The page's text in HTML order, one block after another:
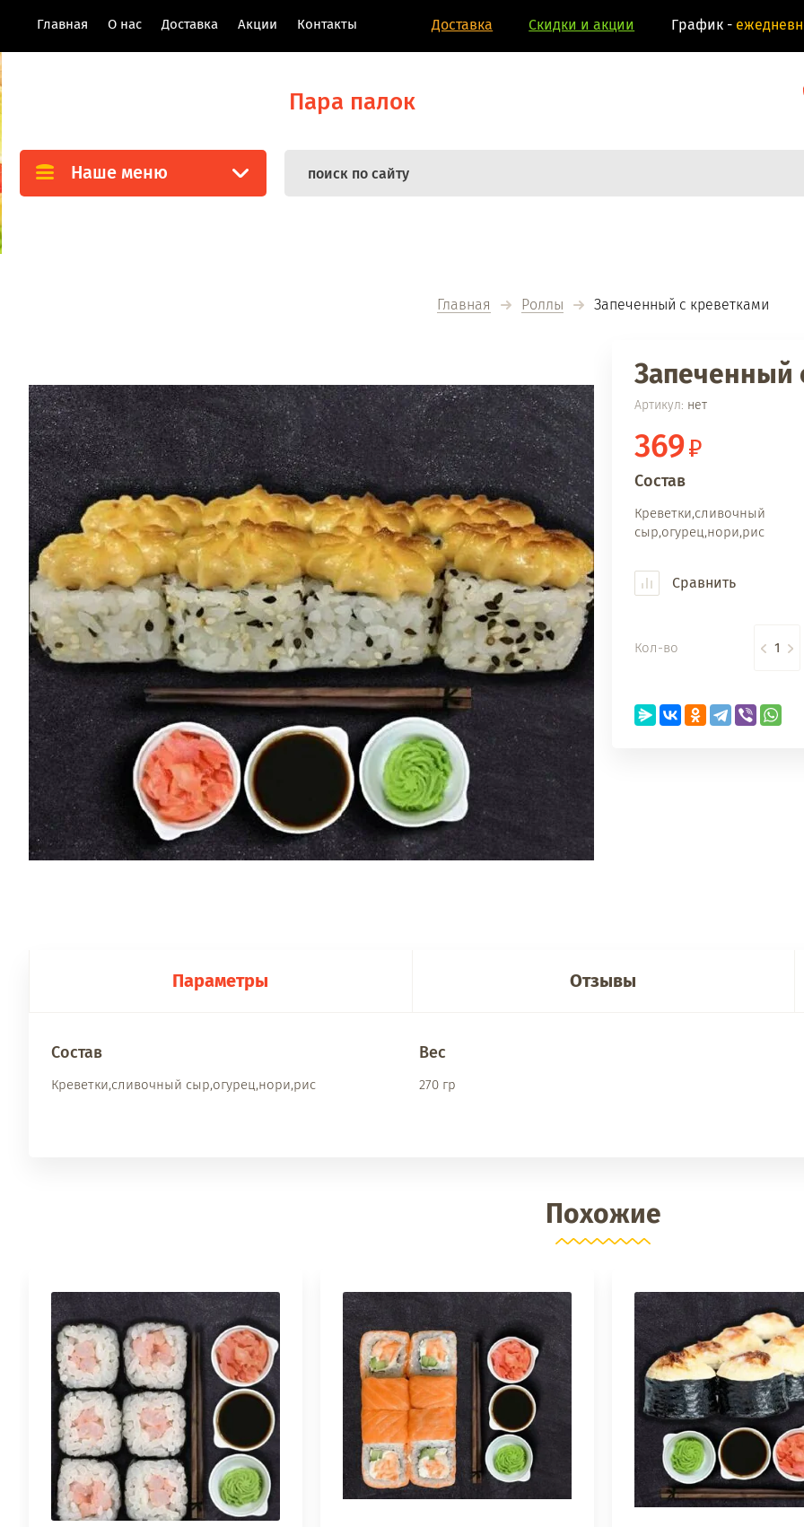
Главная О нас Доставка Акции Контакты Доставка Скидки и акции График -
Пара палок
Наше меню
Главная Роллы
  Запеченный с креветками
Запеченный
Артикул: нет
369
Состав
Креветки,сливочный
сыр,огурец,нори,рис
Сравнить
Кол-во
Параметры Отзывы
Состав
Креветки,сливочный сыр,огурец,нори,рис
Вес
270 гр
Похожие